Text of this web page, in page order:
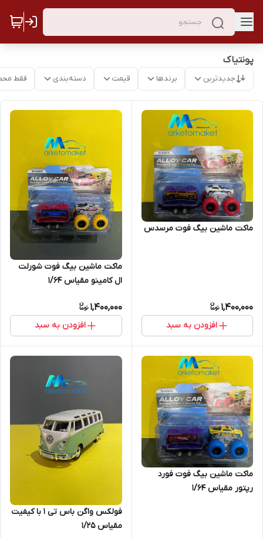
پونتیاک
جدیدترین برندها قیمت دسته‌بندی فقط
ماکت ماشین بیگ فوت مرسدس
1,400,000
افزودن به سبد
ماکت ماشین بیگ فوت شورلت
ال کامینو مقیاس ۱/۶۴
1,400,000
افزودن به سبد
ماکت ماشین بیگ فوت فورد
رپتور مقیاس ۱/۶۴
فولکس واگن باس تی ۱ با کیفیت
مقیاس ۱/۲۵